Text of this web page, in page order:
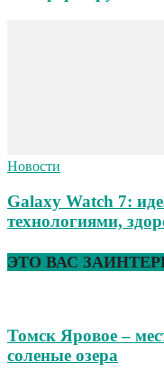
Новости
Galaxy Watch 7:
технологиями,
ЭТО ВАС
Томск Яровое –
соленые озера